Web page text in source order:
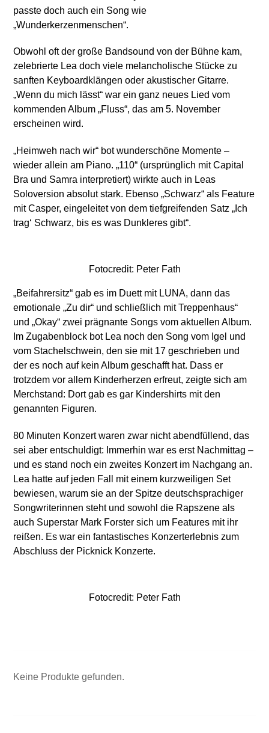
passte doch auch ein Song wie
„Wunderkerzenmenschen“.
Obwohl oft der große Bandsound von der Bühne kam,
zelebrierte Lea doch viele melancholische Stücke zu
sanften Keyboardklängen oder akustischer Gitarre.
„Wenn du mich lässt“ war ein ganz neues Lied vom
kommenden Album „Fluss“, das am 5. November
erscheinen wird.
„Heimweh nach wir“ bot wunderschöne Momente –
wieder allein am Piano. „110“ (ursprünglich mit Capital
Bra und Samra interpretiert) wirkte auch in Leas
Soloversion absolut stark. Ebenso „Schwarz“ als Feature
mit Casper, eingeleitet von dem tiefgreifenden Satz „Ich
trag‘ Schwarz, bis es was Dunkleres gibt“.
Fotocredit: Peter Fath
„Beifahrersitz“ gab es im Duett mit LUNA, dann das
emotionale „Zu dir“ und schließlich mit Treppenhaus“
und „Okay“ zwei prägnante Songs vom aktuellen Album.
Im Zugabenblock bot Lea noch den Song vom Igel und
vom Stachelschwein, den sie mit 17 geschrieben und
der es noch auf kein Album geschafft hat. Dass er
trotzdem vor allem Kinderherzen erfreut, zeigte sich am
Merchstand: Dort gab es gar Kindershirts mit den
genannten Figuren.
80 Minuten Konzert waren zwar nicht abendfüllend, das
sei aber entschuldigt: Immerhin war es erst Nachmittag –
und es stand noch ein zweites Konzert im Nachgang an.
Lea hatte auf jeden Fall mit einem kurzweiligen Set
bewiesen, warum sie an der Spitze deutschsprachiger
Songwriterinnen steht und sowohl die Rapszene als
auch Superstar Mark Forster sich um Features mit ihr
reißen. Es war ein fantastisches Konzerterlebnis zum
Abschluss der Picknick Konzerte.
Fotocredit: Peter Fath
Keine Produkte gefunden.